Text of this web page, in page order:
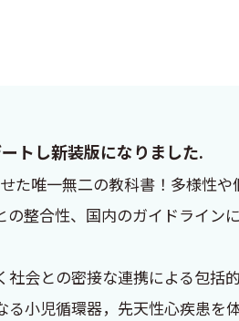
トし新装版になりました.
唯一無二の教科書！多様性や
整合性、国内のガイドライン
会との密接な連携による包括
小児循環器，先天性心疾患を